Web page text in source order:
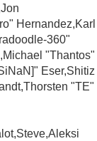
Hernandez,Karl
360"
"Thantos"
Eser,Shitiz
"TE"